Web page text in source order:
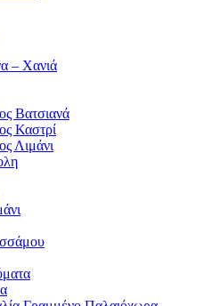
– Χανιά
Βατσιανά
Καστρί
Λιμάνι